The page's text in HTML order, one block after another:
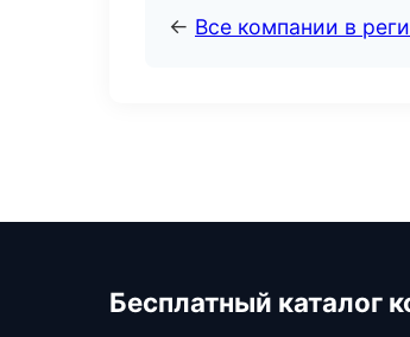
← Все компании в
Бесплатный каталог